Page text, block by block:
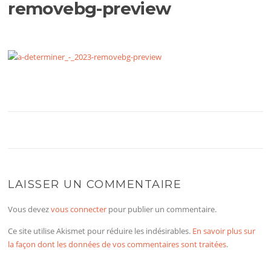
removebg-preview
LAISSER UN COMMENTAIRE
Vous devezvous connecter pour publier un commentaire.
Ce site utilise Akismet pour réduire les indésirables. En savoir plus sur
la façon dont les données de vos commentaires sont traitées.